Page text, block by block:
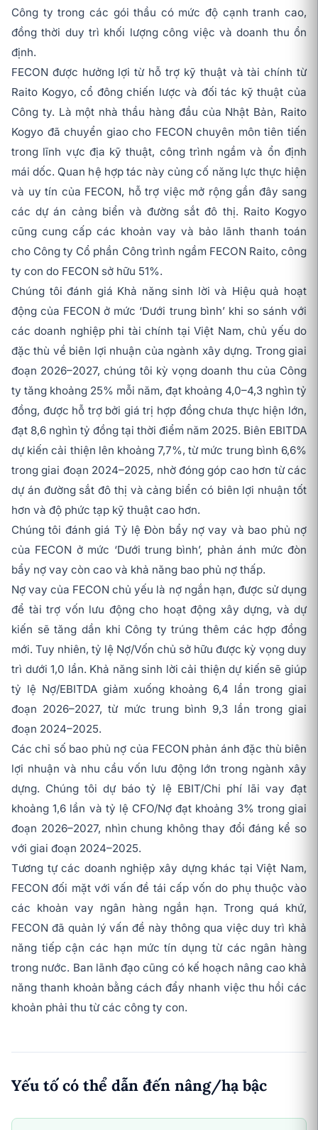
Công ty trong các gói thầu có mức độ cạnh tranh cao,
đồng thời duy trì khối lượng công việc và doanh thu ổn
định.
FECON được hưởng lợi từ hỗ trợ kỹ thuật và tài chính từ
Raito Kogyo, cổ đông chiến lược và đối tác kỹ thuật của
Công ty. Là một nhà thầu hàng đầu của Nhật Bản, Raito
Kogyo đã chuyển giao cho FECON chuyên môn tiên tiến
trong lĩnh vực địa kỹ thuật, công trình ngầm và ổn định
mái dốc. Quan hệ hợp tác này củng cố năng lực thực hiện
và uy tín của FECON, hỗ trợ việc mở rộng gần đây sang
các dự án cảng biển và đường sắt đô thị. Raito Kogyo
cũng cung cấp các khoản vay và bảo lãnh thanh toán
cho Công ty Cổ phần Công trình ngầm FECON Raito, công
ty con do FECON sở hữu 51%.
Chúng tôi đánh giá Khả năng sinh lời và Hiệu quả hoạt
động của FECON ở mức ‘Dưới trung bình’ khi so sánh với
các doanh nghiệp phi tài chính tại Việt Nam, chủ yếu do
đặc thù về biên lợi nhuận của ngành xây dựng. Trong giai
đoạn 2026–2027, chúng tôi kỳ vọng doanh thu của Công
ty tăng khoảng 25% mỗi năm, đạt khoảng 4,0–4,3 nghìn tỷ
đồng, được hỗ trợ bởi giá trị hợp đồng chưa thực hiện lớn,
đạt 8,6 nghìn tỷ đồng tại thời điểm năm 2025. Biên EBITDA
dự kiến cải thiện lên khoảng 7,7%, từ mức trung bình 6,6%
trong giai đoạn 2024–2025, nhờ đóng góp cao hơn từ các
dự án đường sắt đô thị và cảng biển có biên lợi nhuận tốt
hơn và độ phức tạp kỹ thuật cao hơn.
Chúng tôi đánh giá Tỷ lệ Đòn bẩy nợ vay và bao phủ nợ
của FECON ở mức ‘Dưới trung bình’, phản ánh mức đòn
bẩy nợ vay còn cao và khả năng bao phủ nợ thấp.
Nợ vay của FECON chủ yếu là nợ ngắn hạn, được sử dụng
để tài trợ vốn lưu động cho hoạt động xây dựng, và dự
kiến sẽ tăng dần khi Công ty trúng thêm các hợp đồng
mới. Tuy nhiên, tỷ lệ Nợ/Vốn chủ sở hữu được kỳ vọng duy
trì dưới 1,0 lần. Khả năng sinh lời cải thiện dự kiến sẽ giúp
tỷ lệ Nợ/EBITDA giảm xuống khoảng 6,4 lần trong giai
đoạn 2026–2027, từ mức trung bình 9,3 lần trong giai
đoạn 2024–2025.
Các chỉ số bao phủ nợ của FECON phản ánh đặc thù biên
lợi nhuận và nhu cầu vốn lưu động lớn trong ngành xây
dựng. Chúng tôi dự báo tỷ lệ EBIT/Chi phí lãi vay đạt
khoảng 1,6 lần và tỷ lệ CFO/Nợ đạt khoảng 3% trong giai
đoạn 2026–2027, nhìn chung không thay đổi đáng kể so
với giai đoạn 2024–2025.
Tương tự các doanh nghiệp xây dựng khác tại Việt Nam,
FECON đối mặt với vấn đề tái cấp vốn do phụ thuộc vào
các khoản vay ngân hàng ngắn hạn. Trong quá khứ,
FECON đã quản lý vấn đề này thông qua việc duy trì khả
năng tiếp cận các hạn mức tín dụng từ các ngân hàng
trong nước. Ban lãnh đạo cũng có kế hoạch nâng cao khả
năng thanh khoản bằng cách đẩy nhanh việc thu hồi các
khoản phải thu từ các công ty con.
Yếu tố có thể dẫn đến nâng/hạ bậc